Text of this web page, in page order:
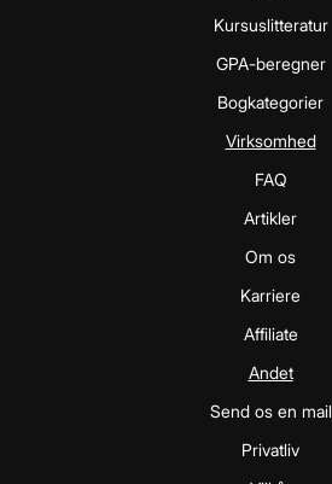
Kursuslitteratur
GPA-beregner
Bogkategorier
Virksomhed
FAQ
Artikler
Om os
Karriere
Affiliate
Andet
Send os en mail
Privatliv